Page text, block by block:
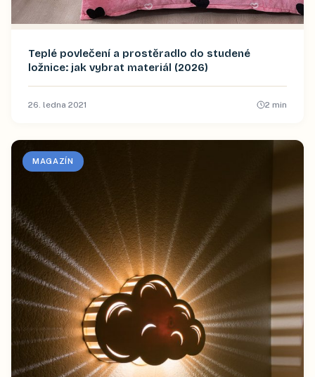
Teplé povlečení a prostěradlo do studené
ložnice: jak vybrat materiál (2026)
26. ledna 2021 2 min
MAGAZÍN